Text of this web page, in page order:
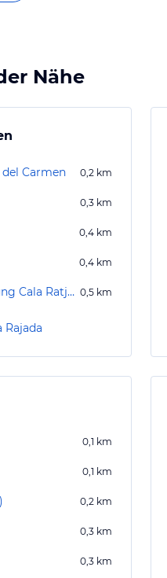
Nähe
Carmen 0,2 km
0,3 km
0,4 km
0,4 km
Allgemeine Ortsbeschreibung Cala Ratjada 0,5 km
Rajada
0,1 km
0,1 km
0,2 km
0,3 km
0,3 km